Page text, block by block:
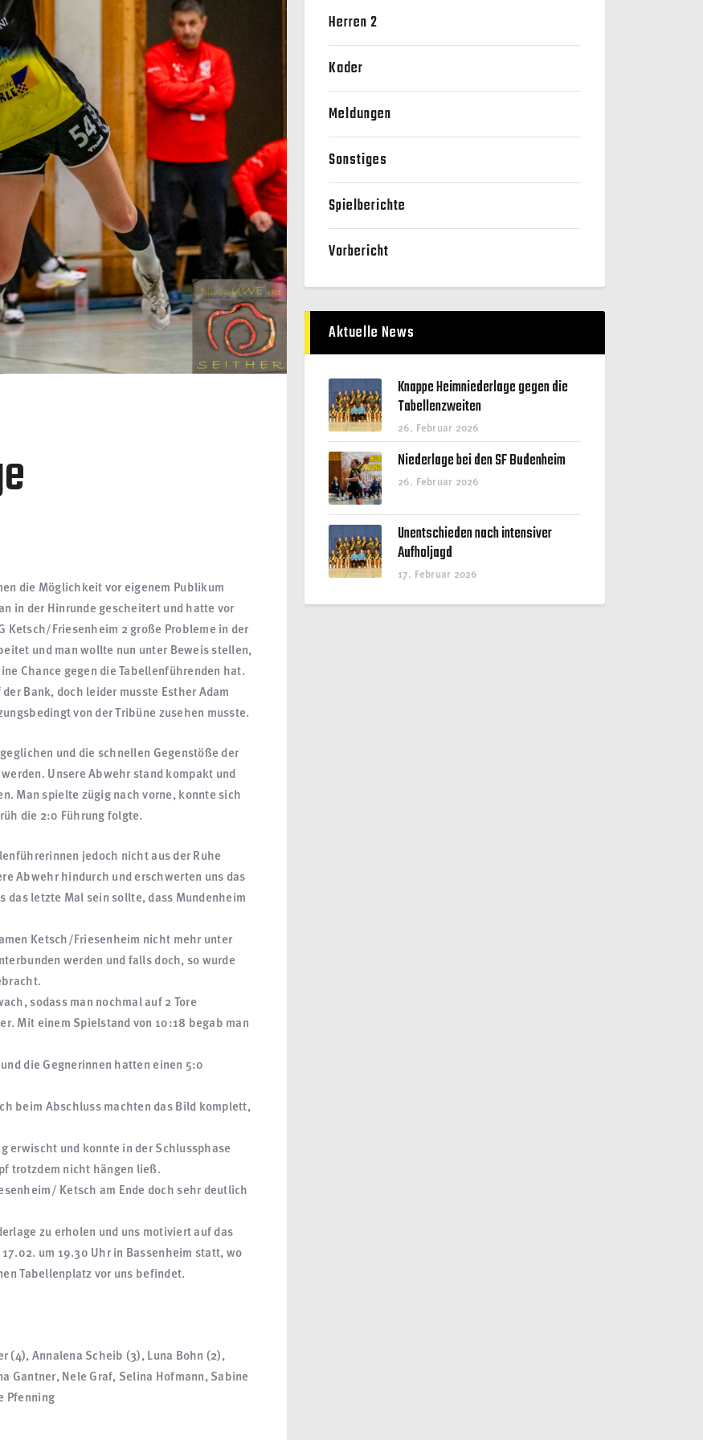
die Möglichkeit vor eigenem Publikum
in der Hinrunde gescheitert und hatte vor
Ketsch/Friesenheim 2 große Probleme in der
und man wollte nun unter Beweis stellen,
Chance gegen die Tabellenführenden hat.
Bank, doch leider musste Esther Adam
von der Tribüne zusehen musste.
und die schnellen Gegenstöße der
Unsere Abwehr stand kompakt und
Man spielte zügig nach vorne, konnte sich
die 2:0 Führung folgte.
jedoch nicht aus der Ruhe
Abwehr hindurch und erschwerten uns das
das letzte Mal sein sollte, dass Mundenheim
Ketsch/Friesenheim nicht mehr unter
werden und falls doch, so wurde
sodass man nochmal auf 2 Tore
Mit einem Spielstand von 10:18 begab man
die Gegnerinnen hatten einen 5:0
beim Abschluss machten das Bild komplett,
erwischt und konnte in der Schlussphase
trotzdem nicht hängen ließ.
Ketsch am Ende doch sehr deutlich
zu erholen und uns motiviert auf das
um 19.30 Uhr in Bassenheim statt, wo
Tabellenplatz vor uns befindet.
(4), Annalena Scheib (3), Luna Bohn (2),
Gantner, Nele Graf, Selina Hofmann, Sabine
Pfenning
Herren 2
Kader
Meldungen
Sonstiges
Spielberichte
Vorbericht
Aktuelle News
Knappe Heimniederlage gegen die
Tabellenzweiten
26. Februar 2026
Niederlage bei den SF Budenheim
26. Februar 2026
Unentschieden nach intensiver
Aufholjagd
17. Februar 2026